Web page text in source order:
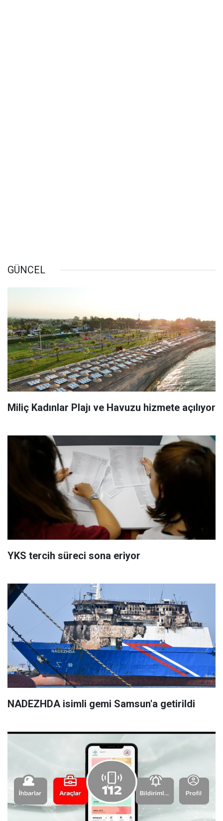
GÜNCEL
Miliç Kadınlar Plajı ve Havuzu hizmete açılıyor
YKS tercih süreci sona eriyor
NADEZHDA isimli gemi Samsun'a getirildi